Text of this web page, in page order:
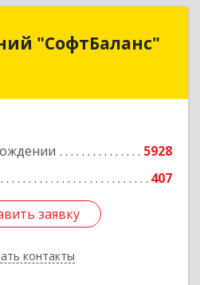
"СофтБаланс"
5928
407
заявку
контакты
"СофтБаланс"
г, Заневский пр-кт,
заявку
Назад